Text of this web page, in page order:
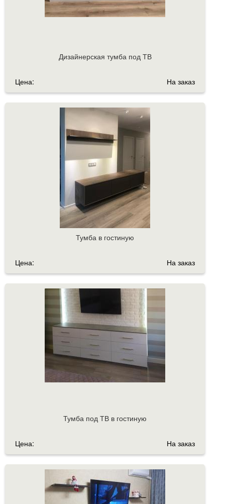
Дизайнерская тумба под ТВ
Цена: На заказ
Тумба в гостиную
Цена: На заказ
Тумба под ТВ в гостиную
Цена: На заказ